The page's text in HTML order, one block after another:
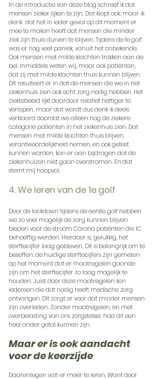
In de introductie van deze blog schreef ik dat
mensen zieker lijken te zijn. Dat klopt ook, maar ik
denk  dat het in ieder geval op dit moment er
mee te maken heeft dat mensen die minder
ziek zijn thuis durven te blijven. Tijdens de 1e golf
was er nog veel paniek, vanuit het onbekende.
Ook mensen met milde klachten trokken aan de
bel. Inmiddels weten wij, maar ook patiënten,
dat zij met milde klachten thuis kunnen blijven.
Dit resulteert er in dat de mensen die we in het
ziekenhuis zien ook echt zorg nodig hebben. Het
ziektebeeld lijkt daardoor relatief heftiger te
verlopen, maar dat wordt dus denk ik deels
verklaard doordat we alleen nog de ziekere
categorie patiënten in het ziekenhuis zien. Dat
mensen met milde klachten thuis blijven,
verantwoordelijkheid nemen, en ook getest
kunnen worden, kan er aan bijdragen dat de
ziekenhuizen niet gaan overstromen. En dat
stemt mij hoopvol.
4. We leren van de 1e golf
Door de lockdown tijdens de eerste golf hebben
we zo veel mogelijk de zorg kunnen blijven
bieden voor de stroom Corona patiënten die IC
behoeftig werden. Hierdoor is, gelukkig, het
sterftecijfer laag gebleven. Dit is belangrijk om te
beseffen: de huidige sterftecijfers zijn gemeten
op het moment dat er maatregelen gaande
zijn om het sterftecijfer zo laag mogelijk te
houden. Juist door deze maatregelen kon
iedereen die dat nodig heeft medische zorg
ontvangen. Dit zorgt er voor dat minder mensen
zijn overleden. Zonder maatregelen, en met
overbelasting van ons zorgstelsel, had dit een
heel ander getal kunnen zijn.
Maar er is ook aandacht
voor de keerzijde
Daarentegen valt er meer te leren. Want door